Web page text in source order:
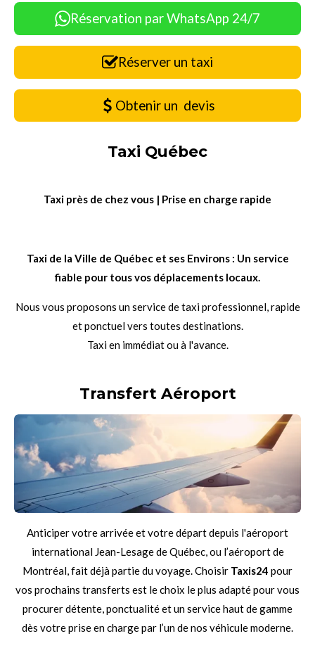
Réservation par WhatsApp 24/7
Réserver un taxi
Obtenir un devis
Taxi Québec
Taxi près de chez vous | Prise en charge rapide
Taxi de la Ville de Québec et ses Environs : Un service
fiable pour tous vos déplacements locaux.
Nous vous proposons un service de taxi professionnel, rapide
et ponctuel vers toutes destinations.
Taxi en immédiat ou à l'avance.
Transfert Aéroport
Anticiper votre arrivée et votre départ depuis l'aéroport
international Jean-Lesage de Québec, ou l’aéroport de
Montréal, fait déjà partie du voyage. Choisir Taxis24 pour
vos prochains transferts est le choix le plus adapté pour vous
procurer détente, ponctualité et un service haut de gamme
dès votre prise en charge par l’un de nos véhicule moderne.